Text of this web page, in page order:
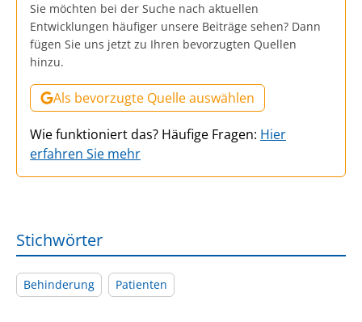
Sie möchten bei der Suche nach aktuellen
Entwicklungen häufiger unsere Beiträge sehen? Dann
fügen Sie uns jetzt zu Ihren bevorzugten Quellen
hinzu.
Als bevorzugte Quelle auswählen
Wie funktioniert das? Häufige Fragen: Hier
erfahren Sie mehr
Stichwörter
Behinderung Patienten